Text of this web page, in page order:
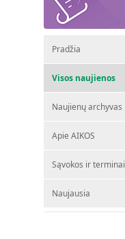
Pradžia
Visos naujienos
Naujienų archyvas
Apie AIKOS
Sąvokos ir terminai
Naujausia